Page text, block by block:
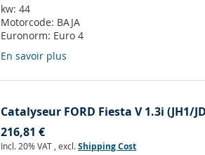
kw:44
Motorcode: BAJA
Euronorm: Euro 4
En savoir plus
Catalyseur FORD Fiesta V 1.3i (JH1/
216,81 €
Incl. 20% VAT ,excl.Shipping Cost